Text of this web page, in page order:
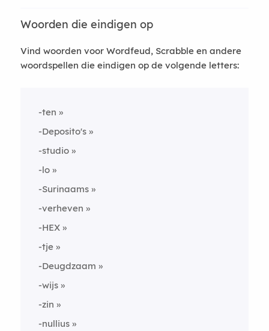
Woorden die eindigen op
Vind woorden voor Wordfeud, Scrabble en andere
woordspellen die eindigen op de volgende letters:
-ten
-Deposito's
-studio
-lo
-Surinaams
-verheven
-HEX
-tje
-Deugdzaam
-wijs
-zin
-nullius